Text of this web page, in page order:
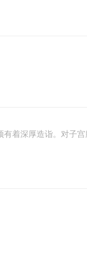
着深厚造诣。对子